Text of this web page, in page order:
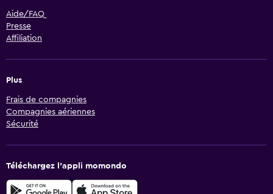
Aide/FAQ
Presse
Affiliation
Plus
Frais de compagnies
Compagnies aériennes
Sécurité
Téléchargez l’appli momondo